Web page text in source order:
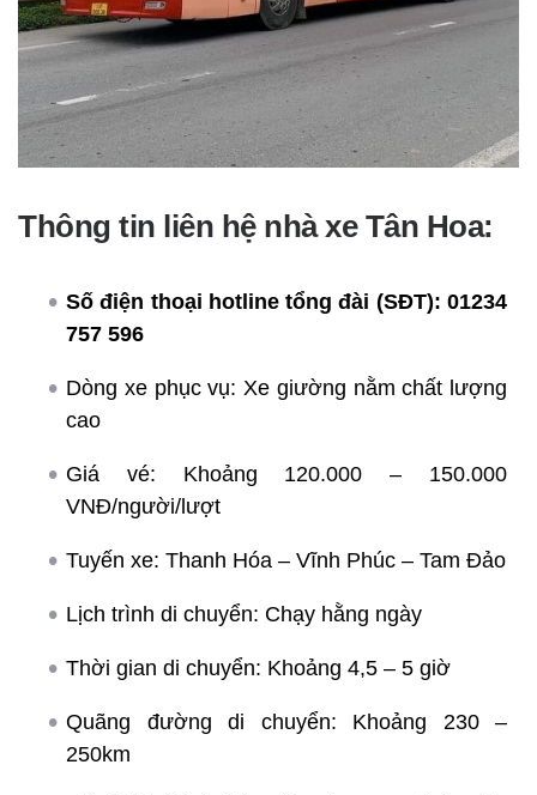
Thông tin liên hệ nhà xe Tân Hoa:
Số điện thoại hotline tổng đài (SĐT): 01234
757 596
Dòng xe phục vụ: Xe giường nằm chất lượng
cao
Giá vé: Khoảng 120.000 – 150.000
VNĐ/người/lượt
Tuyến xe: Thanh Hóa – Vĩnh Phúc – Tam Đảo
Lịch trình di chuyển: Chạy hằng ngày
Thời gian di chuyển: Khoảng 4,5 – 5 giờ
Quãng đường di chuyển: Khoảng 230 –
250km